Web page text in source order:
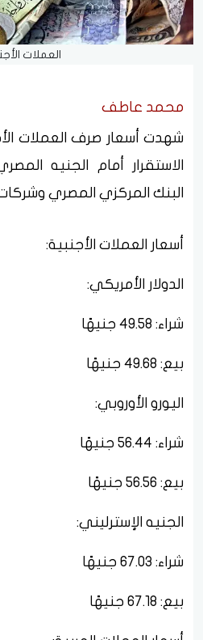
العملات
محمد عاطف
شهدت أسعار صرف العملات
الاستقرار أمام الجنيه
البنك المركزي المصري
أسعار العملات الأجنبية:
الدولار الأمريكي:
شراء: 49.58 جنيهًا
بيع: 49.68 جنيهًا
اليورو الأوروبي:
شراء: 56.44 جنيهًا
بيع: 56.56 جنيهًا
الجنيه الإسترليني:
شراء: 67.03 جنيهًا
بيع: 67.18 جنيهًا